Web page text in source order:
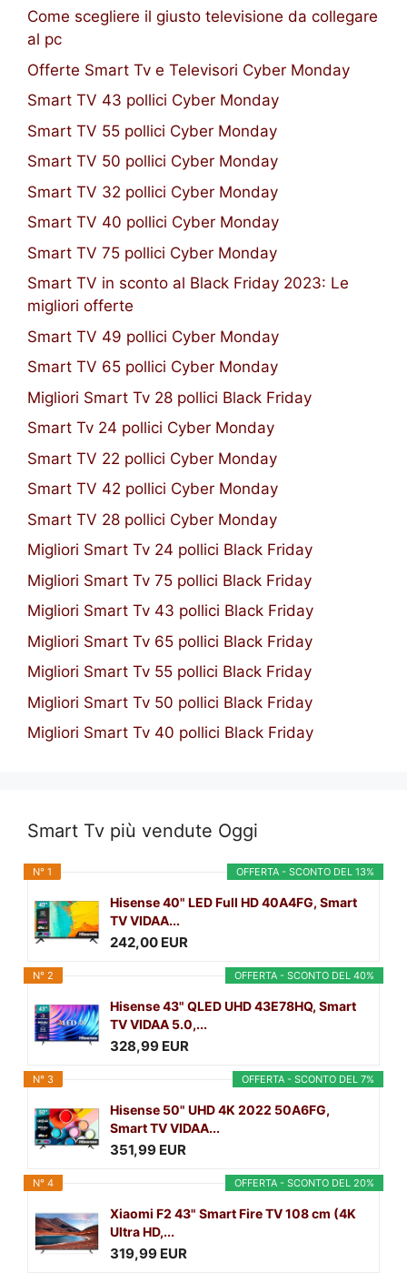
Come scegliere il giusto televisione da collegare
al pc
Offerte Smart Tv e Televisori Cyber Monday
Smart TV 43 pollici Cyber Monday
Smart TV 55 pollici Cyber Monday
Smart TV 50 pollici Cyber Monday
Smart TV 32 pollici Cyber Monday
Smart TV 40 pollici Cyber Monday
Smart TV 75 pollici Cyber Monday
Smart TV in sconto al Black Friday 2023: Le
migliori offerte
Smart TV 49 pollici Cyber Monday
Smart TV 65 pollici Cyber Monday
Migliori Smart Tv 28 pollici Black Friday
Smart Tv 24 pollici Cyber Monday
Smart TV 22 pollici Cyber Monday
Smart TV 42 pollici Cyber Monday
Smart TV 28 pollici Cyber Monday
Migliori Smart Tv 24 pollici Black Friday
Migliori Smart Tv 75 pollici Black Friday
Migliori Smart Tv 43 pollici Black Friday
Migliori Smart Tv 65 pollici Black Friday
Migliori Smart Tv 55 pollici Black Friday
Migliori Smart Tv 50 pollici Black Friday
Migliori Smart Tv 40 pollici Black Friday
Smart Tv più vendute Oggi
OFFERTA - SCONTO DEL 13%
N° 1
Hisense 40" LED Full HD 40A4FG, Smart
TV VIDAA...
242,00 EUR
OFFERTA - SCONTO DEL 40%
N° 2
Hisense 43" QLED UHD 43E78HQ, Smart
TV VIDAA 5.0,...
328,99 EUR
OFFERTA - SCONTO DEL 7%
N° 3
Hisense 50" UHD 4K 2022 50A6FG,
Smart TV VIDAA...
351,99 EUR
OFFERTA - SCONTO DEL 20%
N° 4
Xiaomi F2 43" Smart Fire TV 108 cm (4K
Ultra HD,...
319,99 EUR